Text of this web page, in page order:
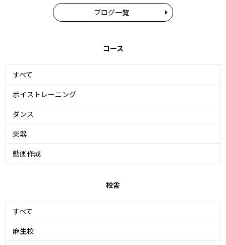
ブログ一覧
コース
すべて
ボイストレーニング
ダンス
楽器
動画作成
校舎
すべて
麻生校